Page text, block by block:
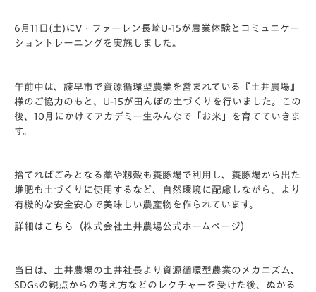
6月11日(土)にV・ファーレン長崎U-15が農業体験とコミュニケー
ショントレーニングを実施しました。
午前中は、諫早市で資源循環型農業を営まれている『土井農場』
様のご協力のもと、U-15が田んぼの土づくりを行いました。この
後、10月にかけてアカデミー生みんなで「お米」を育てていきま
す。
捨てればごみとなる藁や籾殻も養豚場で利用し、養豚場から出た
堆肥も土づくりに使用するなど、自然環境に配慮しながら、より
有機的な安全安心で美味しい農産物を作られています。
詳細は こちら （株式会社土井農場公式ホームページ）
当日は、土井農場の土井社長より資源循環型農業のメカニズム、
SDGsの観点からの考え方などのレクチャーを受けた後、ぬかる